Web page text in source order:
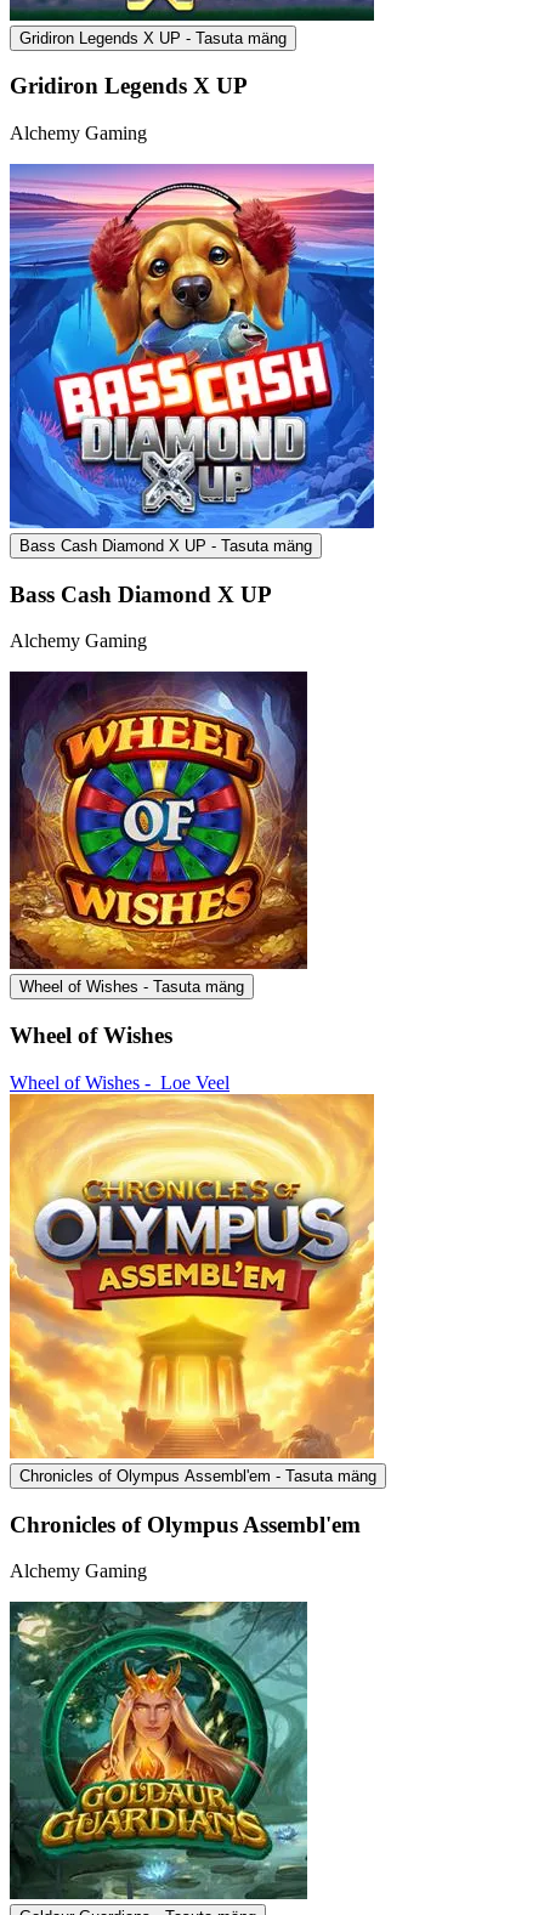
Gridiron Legends X UP - Tasuta mäng
Gridiron Legends X UP
Alchemy Gaming
Bass Cash Diamond X UP - Tasuta mäng
Bass Cash Diamond X UP
Alchemy Gaming
Wheel of Wishes - Tasuta mäng
Wheel of Wishes
Wheel of Wishes - Loe Veel
Chronicles of Olympus Assembl'em - Tasuta mäng
Chronicles of Olympus Assembl'em
Alchemy Gaming